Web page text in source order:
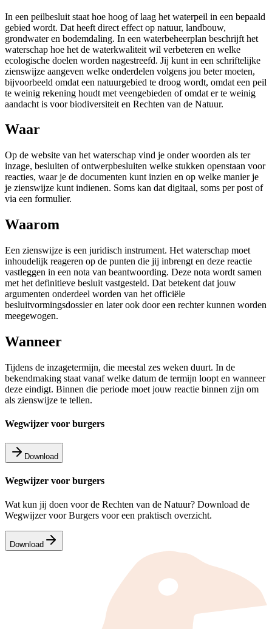
In een peilbesluit staat hoe hoog of laag het waterpeil in een bepaald
gebied wordt. Dat heeft direct effect op natuur, landbouw,
grondwater en bodemdaling. In een waterbeheerplan beschrijft het
waterschap hoe het de waterkwaliteit wil verbeteren en welke
ecologische doelen worden nagestreefd. Jij kunt in een schriftelijke
zienswijze aangeven welke onderdelen volgens jou beter moeten,
bijvoorbeeld omdat een natuurgebied te droog wordt, omdat een peil
te weinig rekening houdt met veengebieden of omdat er te weinig
aandacht is voor biodiversiteit en Rechten van de Natuur.
Waar
Op de website van het waterschap vind je onder woorden als ter
inzage, besluiten of ontwerpbesluiten welke stukken openstaan voor
reacties, waar je de documenten kunt inzien en op welke manier je
je zienswijze kunt indienen. Soms kan dat digitaal, soms per post of
via een formulier.
Waarom
Een zienswijze is een juridisch instrument. Het waterschap moet
inhoudelijk reageren op de punten die jij inbrengt en deze reactie
vastleggen in een nota van beantwoording. Deze nota wordt samen
met het definitieve besluit vastgesteld. Dat betekent dat jouw
argumenten onderdeel worden van het officiële
besluitvormingsdossier en later ook door een rechter kunnen worden
meegewogen.
Wanneer
Tijdens de inzagetermijn, die meestal zes weken duurt. In de
bekendmaking staat vanaf welke datum de termijn loopt en wanneer
deze eindigt. Binnen die periode moet jouw reactie binnen zijn om
als zienswijze te tellen.
Wegwijzer voor burgers
Download
Wegwijzer voor burgers
Wat kun jij doen voor de Rechten van de Natuur? Download de
Wegwijzer voor Burgers voor een praktisch overzicht.
Download